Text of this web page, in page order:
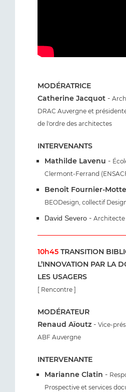
MODÉRATRICE
Catherine Jacquot -
DRAC Auvergne et
de l'ordre des architectes
INTERVENANTS
Mathilde Lavenu -
Clermont-Ferrand
Benoît Fournier-
BEODesign, collectif
David Severo - Architecte
10h45 TRANSITION
L’INNOVATION PAR LA
LES USAGERS
[ Rencontre ]
MODÉRATEUR
Renaud Aïoutz - Vice-
ABF Auvergne
INTERVENANTE
Marianne Clatin -
Prospective et services